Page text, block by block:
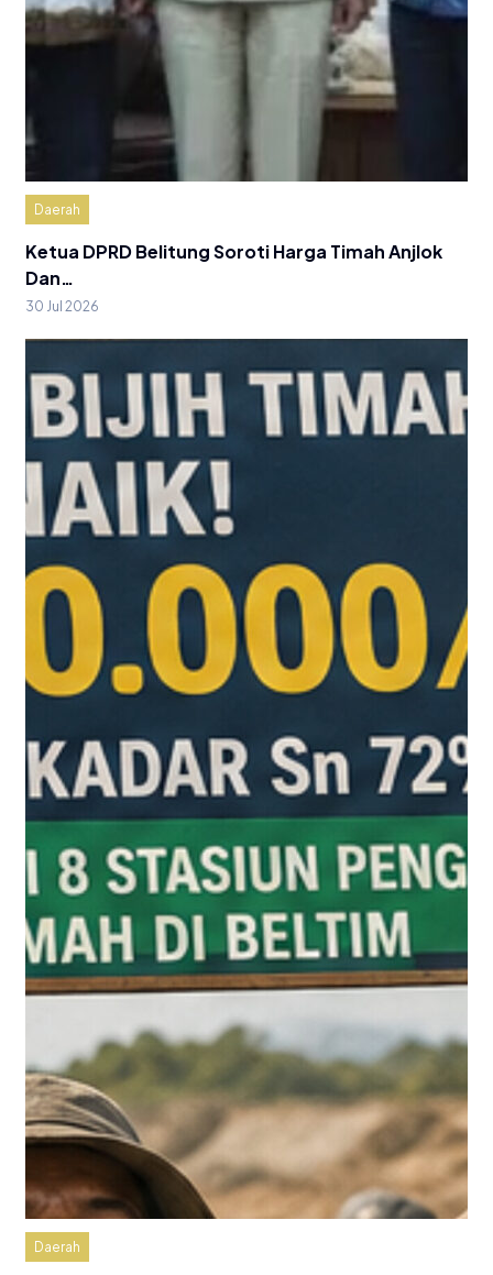
Daerah
Ketua DPRD Belitung Soroti Harga Timah Anjlok
Dan…
30 Jul 2026
Daerah